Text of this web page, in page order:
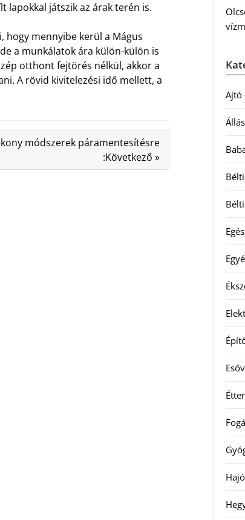
lapokkal játszik az árak terén is.
hogy mennyibe kerül a Mágus
a munkálatok ára külön-külön is
otthont fejtörés nélkül, akkor a
A rövid kivitelezési idő mellett, a
módszerek páramentesítésre
:Következő »
Ajtó